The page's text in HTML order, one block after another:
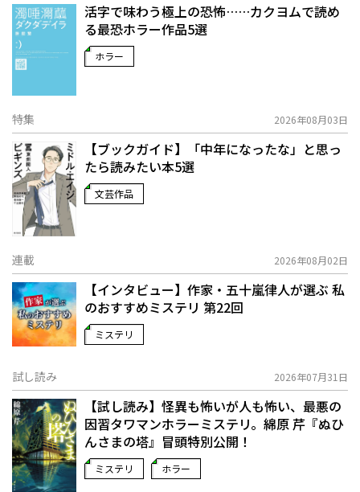
活字で味わう極上の恐怖……カクヨムで読め
る最恐ホラー作品5選
ホラー
特集 2026年08月03日
【ブックガイド】「中年になったな」と思っ
たら読みたい本5選
文芸作品
連載 2026年08月02日
【インタビュー】作家・五十嵐律人が選ぶ 私
のおすすめミステリ 第22回
ミステリ
試し読み 2026年07月31日
【試し読み】怪異も怖いが人も怖い、最悪の
因習タワマンホラーミステリ。綿原 芹『ぬひ
んさまの塔』冒頭特別公開！
ミステリ ホラー